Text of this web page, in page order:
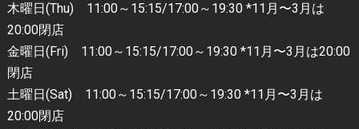
木曜日(Thu) 11:00～15:15/17:00～19:30 *11月〜3月は
20:00閉店
金曜日(Fri) 11:00～15:15/17:00～19:30 *11月〜3月は20:00
閉店
土曜日(Sat) 11:00～15:15/17:00～19:30 *11月〜3月は
20:00閉店